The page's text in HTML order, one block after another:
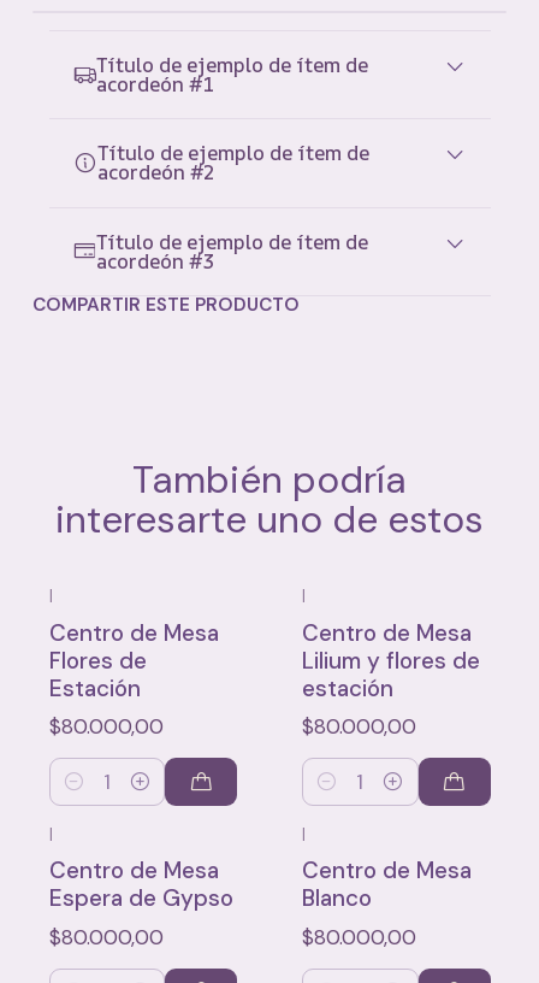
Título de ejemplo de ítem de
acordeón #1
Título de ejemplo de ítem de
acordeón #2
Título de ejemplo de ítem de
acordeón #3
COMPARTIR ESTE PRODUCTO
También podría
interesarte uno de estos
|
Centro de Mesa
Flores de
Estación
$80.000,00
Cantidad
|
Centro de Mesa
Lilium y flores de
estación
$80.000,00
Cantidad
|
Centro de Mesa
Espera de Gypso
$80.000,00
|
Centro de Mesa
Blanco
$80.000,00